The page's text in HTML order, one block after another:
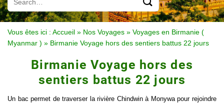
Vous êtes ici : Accueil » Nos Voyages » Voyages en Birmanie (
Myanmar ) » Birmanie Voyage hors des sentiers battus 22 jours
Birmanie Voyage hors des
sentiers battus 22 jours
Un bac permet de traverser la rivière Chindwin à Monywa pour rejoindre